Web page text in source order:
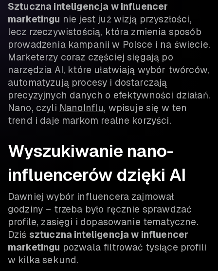
Sztuczna inteligencja w influencer
marketingu nie jest już wizją przyszłości,
lecz rzeczywistością, która zmienia sposób
prowadzenia kampanii w Polsce i na świecie.
Marketerzy coraz częściej sięgają po
narzędzia AI, które ułatwiają wybór twórców,
automatyzują procesy i dostarczają
precyzyjnych danych o efektywności działań.
Nano, czyli NanoInflu, wpisuje się w ten
trend i daje markom realne korzyści.
Wyszukiwanie nano-
influencerów dzięki AI
Dawniej wybór influencera zajmował
godziny – trzeba było ręcznie sprawdzać
profile, zasięgi i dopasowanie tematyczne.
Dziś sztuczna inteligencja w influencer
marketingu pozwala filtrować tysiące profili
w kilka sekund.